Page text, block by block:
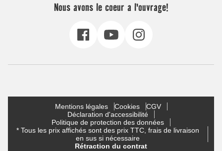
Nous avons le coeur a l'ouvrage!
Mentions légales Cookies
CGV
Déclaration d'accessibilité
Politique de protection des données
* Tous les prix affichés sont des prix TTC, frais de livraison
en sus si nécessaire
Rétraction du contrat